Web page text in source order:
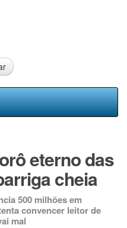
eterno das
cheia
500 milhões em
convencer leitor de
mal